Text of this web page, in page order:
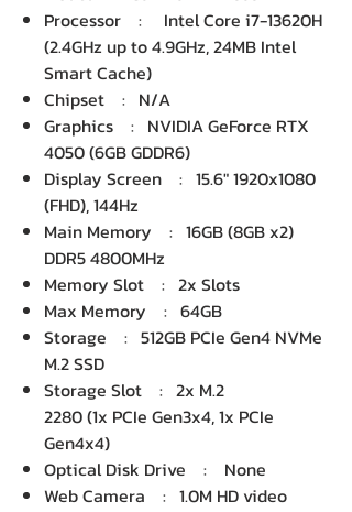
Processor : Intel Core i7-13620H
(2.4GHz up to 4.9GHz, 24MB Intel
Smart Cache)
Chipset : N/A
Graphics : NVIDIA GeForce RTX
4050 (6GB GDDR6)
Display Screen : 15.6" 1920x1080
(FHD), 144Hz
Main Memory : 16GB (8GB x2)
DDR5 4800MHz
Memory Slot : 2x Slots
Max Memory : 64GB
Storage : 512GB PCIe Gen4 NVMe
M.2 SSD
Storage Slot : 2x M.2
2280 (1x PCIe Gen3x4, 1x PCIe
Gen4x4)
Optical Disk Drive : None
Web Camera : 1.0M HD video